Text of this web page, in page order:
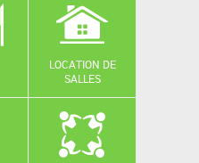
LOCATION DE
SALLES